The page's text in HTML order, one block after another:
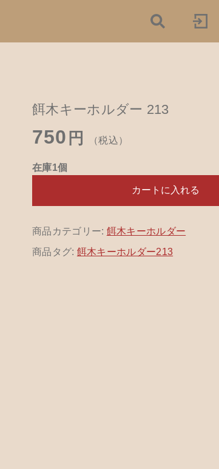
餌木キーホルダー 213
750 円 （税込）
在庫1個
カートに入れる
商品カテゴリー: 餌木キーホルダー
商品タグ: 餌木キーホルダー213
750円
カテゴリーから探す
餌木キーホルダー
革製品 アクセサリー
木工ペット用品 樹脂粘土
子カテゴリ